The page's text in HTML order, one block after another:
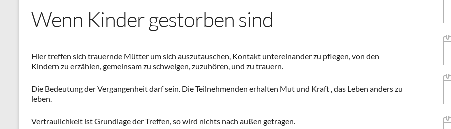
Wenn Kinder gestorben sind
Hier treffen sich trauernde Mütter um sich auszutauschen, Kontakt untereinander zu pflegen, von den
Kindern zu erzählen, gemeinsam zu schweigen, zuzuhören, und zu trauern.
Die Bedeutung der Vergangenheit darf sein. Die Teilnehmenden erhalten Mut und Kraft , das Leben anders zu
leben.
Vertraulichkeit ist Grundlage der Treffen, so wird nichts nach außen getragen.